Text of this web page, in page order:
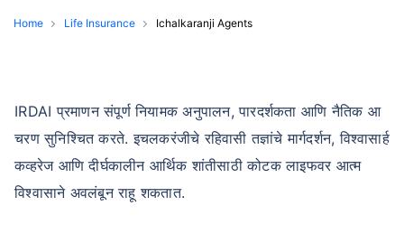
Home Life Insurance Ichalkaranji Agents
IRDAI प्रमाणन संपूर्ण नियामक अनुपालन, पारदर्शकता आणि नैतिक आ
चरण सुनिश्चित करते. इचलकरंजीचे रहिवासी तज्ञांचे मार्गदर्शन, विश्वासार्ह
कव्हरेज आणि दीर्घकालीन आर्थिक शांतीसाठी कोटक लाइफवर आत्म
विश्वासाने अवलंबून राहू शकतात.